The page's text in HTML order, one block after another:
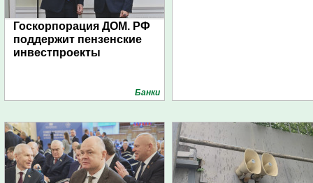
Госкорпорация ДОМ. РФ
поддержит пензенские
инвестпроекты
Банки